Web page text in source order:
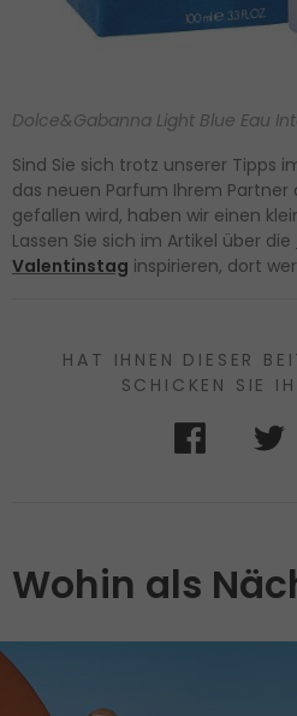
Dolce&Gabanna Light Blue Eau
Sind Sie sich trotz unserer Tipps
das neuen Parfum Ihrem Partner
gefallen wird, haben wir einen
Lassen Sie sich im Artikel über die
Valentinstag inspirieren, dort
HAT IHNEN DIESER
SCHICKEN SIE
Wohin als